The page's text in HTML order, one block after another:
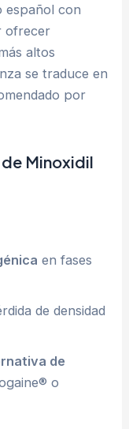
español con
ofrecer
altos
se traduce en
por
Minoxidil
en fases
de densidad
de
o